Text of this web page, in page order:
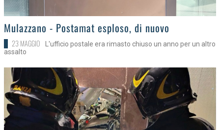
>Mulazzano - Postamat esploso, di nuovo
23 MAGGIO
L'ufficio postale era rimasto chiuso un anno per un altro
assalto